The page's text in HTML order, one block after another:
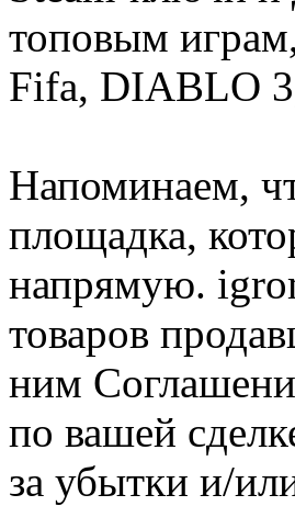
топовым
Fifa, DIABLO
Напоминаем,
площадка,
напрямую.
товаров
ним
по вашей
за убытки и/